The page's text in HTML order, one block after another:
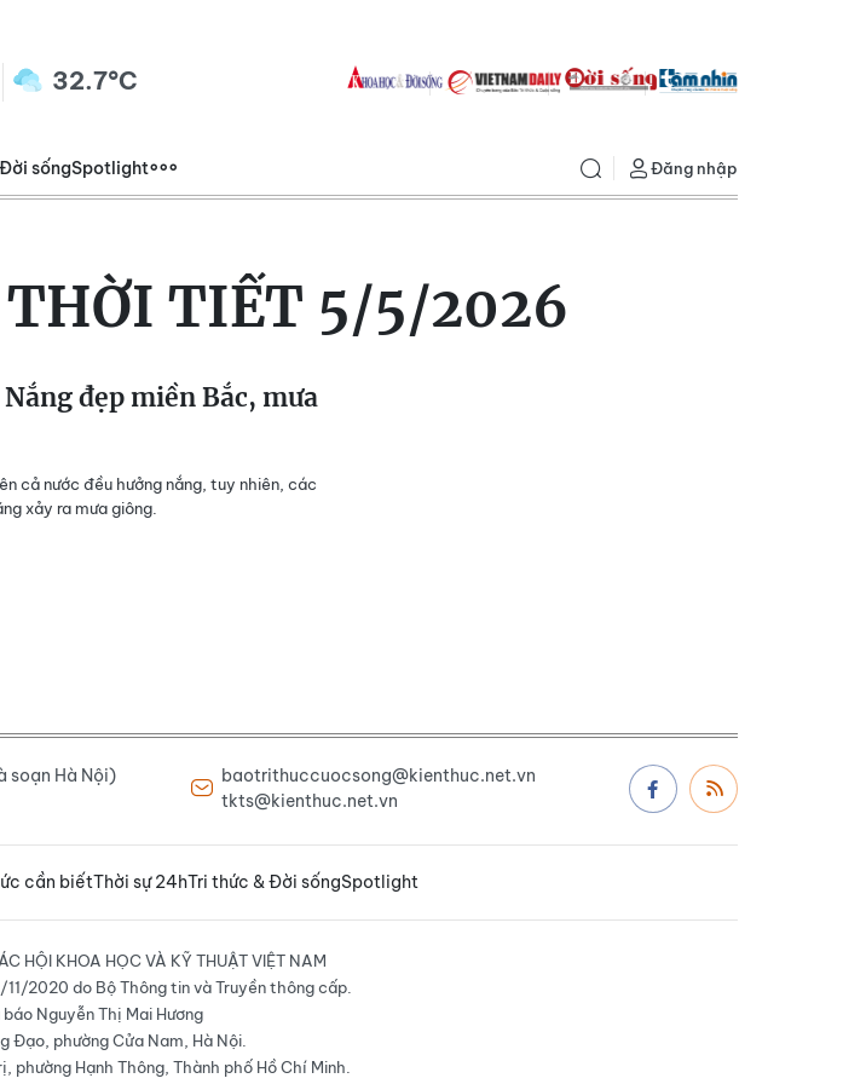
32.7°C
sốngSpotlight Đăng nhập
THỜI TIẾT 5/5/2026
đẹp miền Bắc, mưa
nước đều hưởng nắng, tuy nhiên, các
xảy ra mưa giông.
soạn Hà Nội)
baotrithuccuocsong@kienthuc.net.vn
tkts@kienthuc.net.vn
cần biếtThời sự 24hTri thức & Đời sốngSpotlight
HỘI KHOA HỌC VÀ KỸ THUẬT VIỆT NAM
2020 do Bộ Thông tin và Truyền thông cấp.
Nguyễn Thị Mai Hương
Đạo, phường Cửa Nam, Hà Nội.
Hạnh Thông, Thành phố Hồ Chí Minh.